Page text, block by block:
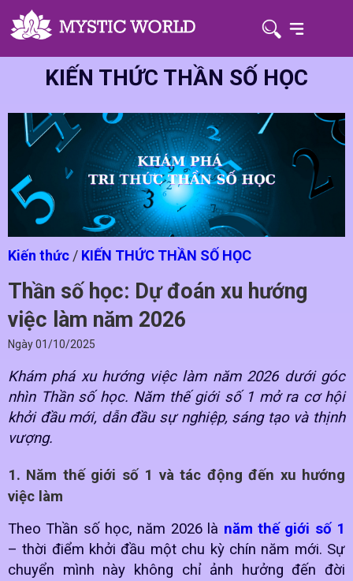
KIẾN THỨC THẦN SỐ HỌC
Kiến thức / KIẾN THỨC THẦN SỐ HỌC
Thần số học: Dự đoán xu hướng
việc làm năm 2026
Ngày01/10/2025
Khám phá xu hướng việc làm năm 2026 dưới góc
nhìn Thần số học. Năm thế giới số 1 mở ra cơ hội
khởi đầu mới, dẫn đầu sự nghiệp, sáng tạo và thịnh
vượng.
1. Năm thế giới số 1 và tác động đến xu hướng
việc làm
Theo Thần số học, năm 2026 là năm thế giới số 1
– thời điểm khởi đầu một chu kỳ chín năm mới. Sự
chuyển mình này không chỉ ảnh hưởng đến đời